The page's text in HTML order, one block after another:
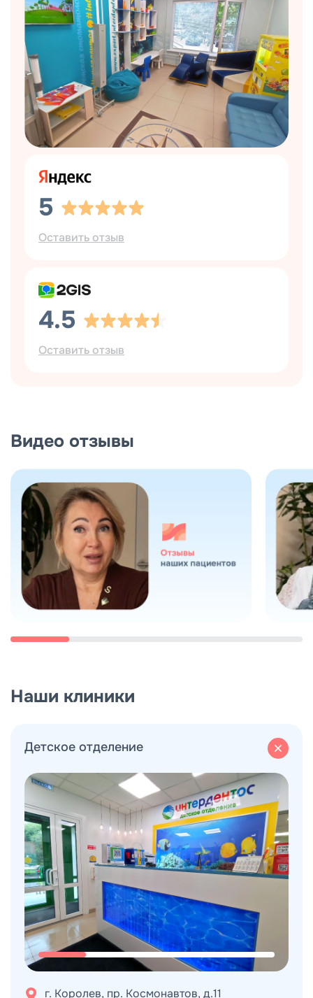
5
Оставить отзыв
4.5
Оставить отзыв
Видео отзывы
Наши клиники
Детское отделение
г. Королев, пр. Космонавтов, д.11
Выберите город
Королёв